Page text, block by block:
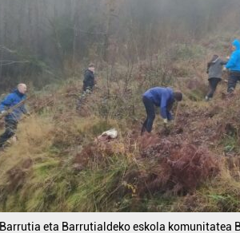
Barrutia eta Barrutialdeko eskola komunitatea